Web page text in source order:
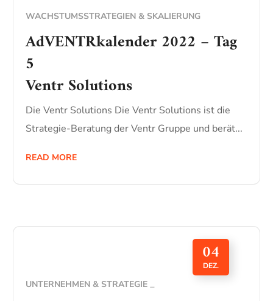
WACHSTUMSSTRATEGIEN & SKALIERUNG
AdVENTRkalender 2022 – Tag
5
Ventr Solutions
Die Ventr Solutions Die Ventr Solutions ist die
Strategie-Beratung der Ventr Gruppe und berät...
READ MORE
04
DEZ.
UNTERNEHMEN & STRATEGIE